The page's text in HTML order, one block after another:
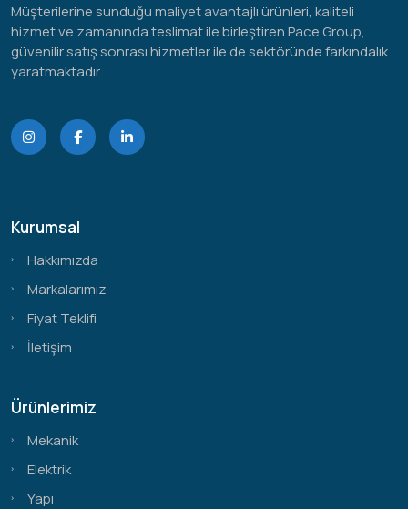
Müşterilerine sunduğu maliyet avantajlı ürünleri, kaliteli
hizmet ve zamanında teslimat ile birleştiren Pace Group,
güvenilir satış sonrası hizmetler ile de sektöründe farkındalık
yaratmaktadır.
Kurumsal
Hakkımızda
Markalarımız
Fiyat Teklifi
İletişim
Ürünlerimiz
Mekanik
Elektrik
Yapı